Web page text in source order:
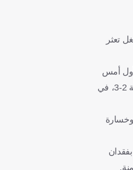
الفرنسي برصيد 18 نقطة، إذ استغل تعثر
مساء أول أمس
الجمعة، على ملعب حديقة الأمراء، كما تعادل موناكو في مباراته ضد أنجيه بنتيجة 1-1، في حين خسر أولمبيك ليون من منافسه نيس بنتيجة 2-3، في
وخسارة
مهددا بفقدان